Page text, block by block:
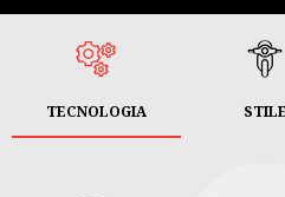
TECNOLOGIA STILE